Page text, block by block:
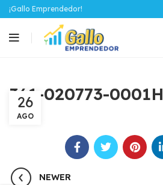
¡Gallo Emprendedor!
361-020773-0001H
26
AGO
NEWER